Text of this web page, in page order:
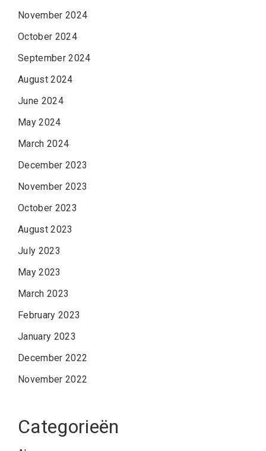
November 2024
October 2024
September 2024
August 2024
June 2024
May 2024
March 2024
December 2023
November 2023
October 2023
August 2023
July 2023
May 2023
March 2023
February 2023
January 2023
December 2022
November 2022
Categorieën